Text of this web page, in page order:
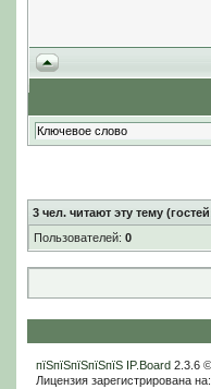
3чел. читают эту тему
Пользователей: 0
пїЅпїЅпїЅпїЅпїЅ IP.Board2.3.6
Лицензия зарегистрирована